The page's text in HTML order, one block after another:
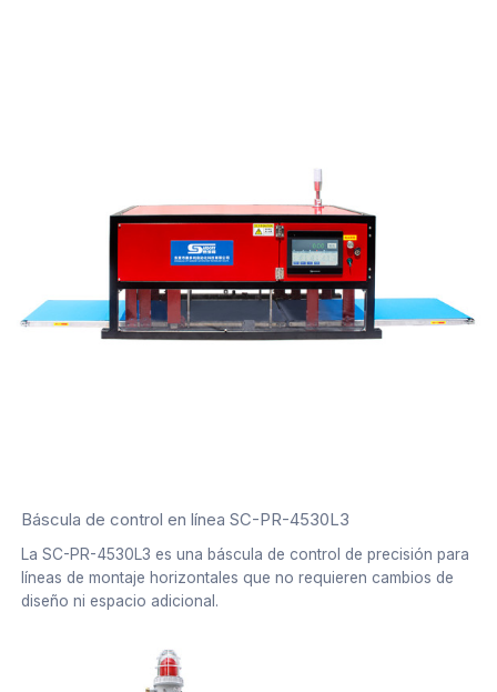
Báscula de control en línea SC-PR-4530L3
La SC-PR-4530L3 es una báscula de control de precisión para
líneas de montaje horizontales que no requieren cambios de
diseño ni espacio adicional.